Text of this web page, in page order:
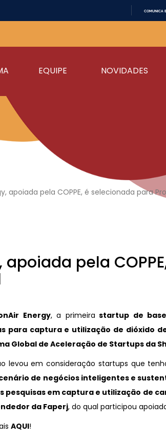
CONTEÚDO
COMUNICA
EQUIPE NOVIDADES
apoiada pela COPPE, é selecionada para
pela
Energy, a primeira startup de
para captura e utilização de dióxido
Global de Aceleração de Startups da
levou em consideração startups que
de negócios inteligentes e
pesquisas em captura e utilização de
da Faperj, do qual participou
AQUI!